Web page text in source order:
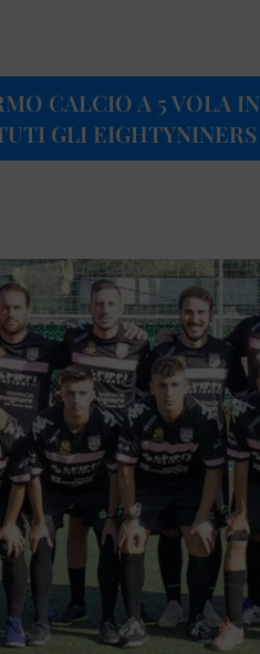
CALCIO A 5 VOLA IN
GLI EIGHTYNINERS